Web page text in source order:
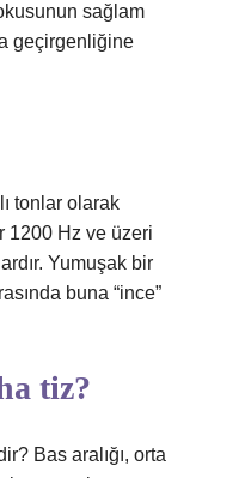
sağlam
geçirgenliğine
tonlar olarak
1200 Hz ve üzeri
Yumuşak bir
buna “ince”
tiz?
Bas aralığı, orta